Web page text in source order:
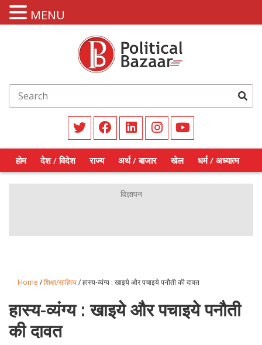
होम देश / विदेश राज्य अर्थ / बाजार खेल धर्म / अध्यात्म
Home /शिक्षा/साहित्य/ हास्य-व्यंग्य : खाइये और पचाइये पनौती की दावत
हास्य-व्यंग्य : खाइये और पचाइये पनौती
की दावत
MENU